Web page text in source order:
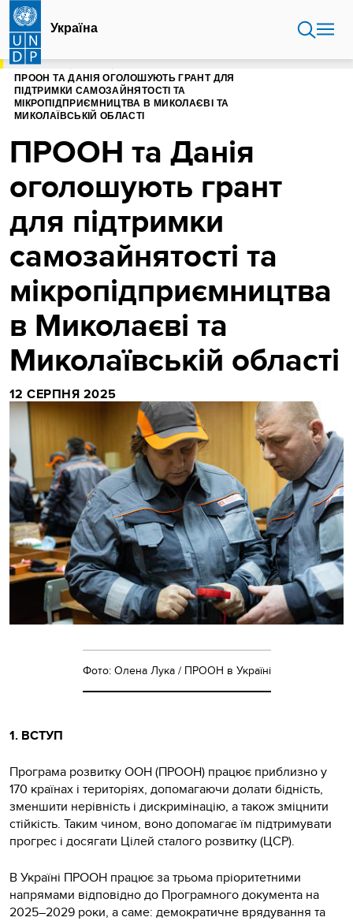
Перейти
основного
вмісту
Україна
ГОЛОВНА
ПРООН ТА ДАНІЯ ОГОЛОШУЮТЬ ГРАНТ ДЛЯ
ПІДТРИМКИ САМОЗАЙНЯТОСТІ ТА
МІКРОПІДПРИЄМНИЦТВА В МИКОЛАЄВІ ТА
МИКОЛАЇВСЬКІЙ ОБЛАСТІ
ПРООН та Данія
оголошують грант
для підтримки
самозайнятості та
мікропідприємництва
в Миколаєві та
Миколаївській області
12 СЕРПНЯ 2025
Фото: Олена Лука / ПРООН в Україні
1. ВСТУП
Програма розвитку ООН (ПРООН) працює приблизно у
170 країнах і територіях, допомагаючи долати бідність,
зменшити нерівність і дискримінацію, а також зміцнити
стійкість. Таким чином, воно допомагає їм підтримувати
прогрес і досягати Цілей сталого розвитку (ЦСР).
В Україні ПРООН працює за трьома пріоритетними
напрямами відповідно до Програмного документа на
2025–2029 роки, а саме: демократичне врядування та